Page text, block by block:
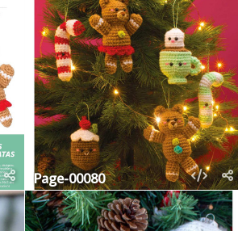
Page-00080